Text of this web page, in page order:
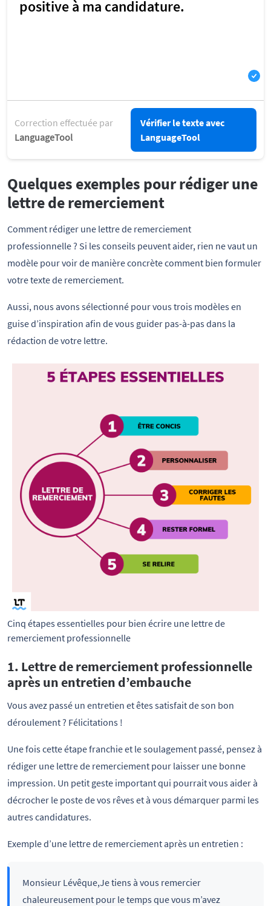
Correction effectuée par
LanguageTool
Vérifier le texte avec
LanguageTool
Quelques exemples pour rédiger une
lettre de remerciement
Comment rédiger une lettre de remerciement
professionnelle ? Si les conseils peuvent aider, rien ne vaut un
modèle pour voir de manière concrète comment bien formuler
votre texte de remerciement.
Aussi, nous avons sélectionné pour vous trois modèles en
guise d’inspiration afin de vous guider pas-à-pas dans la
rédaction de votre lettre.
Cinq étapes essentielles pour bien écrire une lettre de
remerciement professionnelle
1. Lettre de remerciement professionnelle
après un entretien d’embauche
Vous avez passé un entretien et êtes satisfait de son bon
déroulement ? Félicitations !
Une fois cette étape franchie et le soulagement passé, pensez à
rédiger une lettre de remerciement pour laisser une bonne
impression. Un petit geste important qui pourrait vous aider à
décrocher le poste de vos rêves et à vous démarquer parmi les
autres candidatures.
Exemple d’une lettre de remerciement après un entretien :
Monsieur Lévêque,Je tiens à vous remercier
chaleureusement pour le temps que vous m’avez